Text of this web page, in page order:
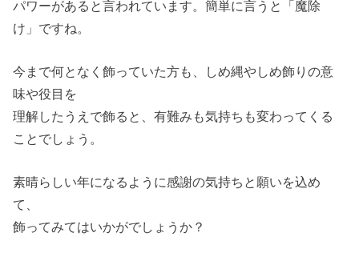
パワーがあると言われています。簡単に言うと「魔除
け」ですね。
今まで何となく飾っていた方も、しめ縄やしめ飾りの意
味や役目を
理解したうえで飾ると、有難みも気持ちも変わってくる
ことでしょう。
素晴らしい年になるように感謝の気持ちと願いを込め
て、
飾ってみてはいかがでしょうか？